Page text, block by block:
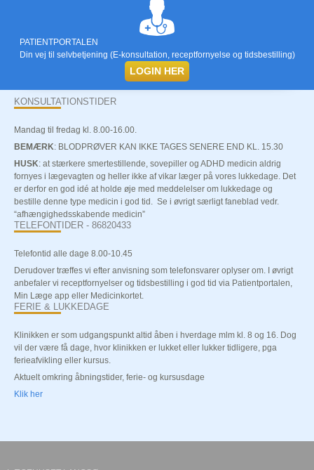
PATIENTPORTALEN
Din vej til selvbetjening (E-konsultation, receptfornyelse og tidsbestilling)
LOGIN HER
KONSULTATIONSTIDER
Mandag til fredag kl. 8.00-16.00.
BEMÆRK: BLODPRØVER KAN IKKE TAGES SENERE END KL. 15.30
HUSK: at stærkere smertestillende, sovepiller og ADHD medicin aldrig
fornyes i lægevagten og heller ikke af vikar læger på vores lukkedage. Det
er derfor en god idé at holde øje med meddelelser om lukkedage og
bestille denne type medicin i god tid. Se i øvrigt særligt faneblad vedr.
“afhængighedsskabende medicin”
TELEFONTIDER - 86820433
Telefontid alle dage 8.00-10.45
Derudover træffes vi efter anvisning som telefonsvarer oplyser om. I øvrigt
anbefaler vi receptfornyelser og tidsbestilling i god tid via Patientportalen,
Min Læge app eller Medicinkortet.
FERIE & LUKKEDAGE
Klinikken er som udgangspunkt altid åben i hverdage mlm kl. 8 og 16. Dog
vil der være få dage, hvor klinikken er lukket eller lukker tidligere, pga
ferieafvikling eller kursus.
Aktuelt omkring åbningstider, ferie- og kursusdage
Klik her